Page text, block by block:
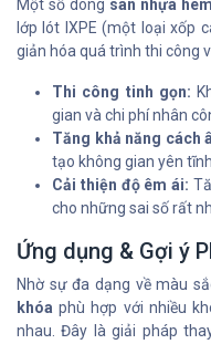
Một số dòng sàn nhựa
lớp lót IXPE (một loại xốp
giản hóa quá trình thi công
Thi công tinh gọn:
gian và chi phí nhân
Tăng khả năng cách
tạo không gian yên
Cải thiện độ êm ái:
cho những sai số rất
Ứng dụng & Gợi ý
Nhờ sự đa dạng về màu
khóa phù hợp với nhiều
nhau. Đây là giải pháp